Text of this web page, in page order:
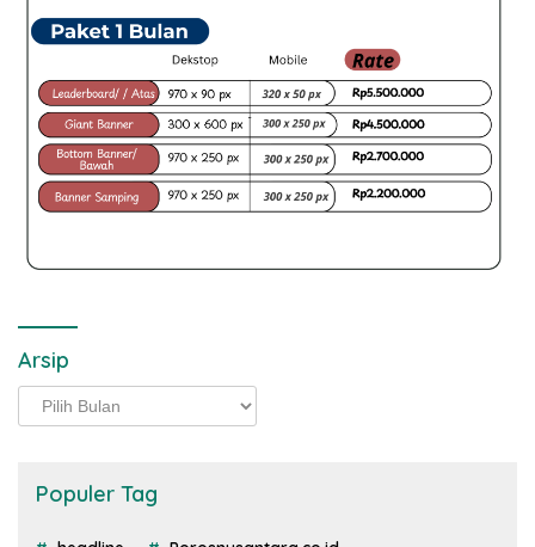
Arsip
Arsip
Populer Tag